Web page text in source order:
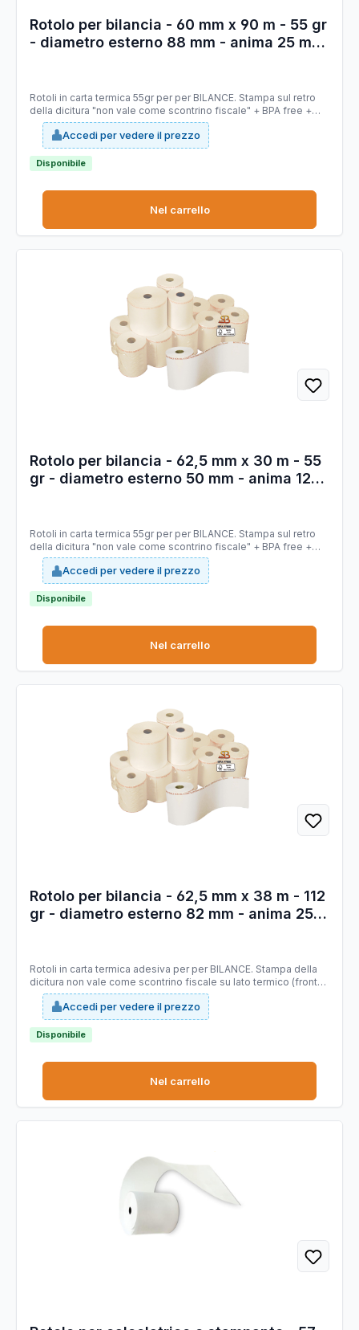
Rotolo per bilancia - 60 mm x 90 m - 55 gr
- diametro esterno 88 mm - anima 25 mm
Rotoli in carta termica 55gr per per BILANCE. Stampa sul retro
della dicitura "non vale come scontrino fiscale" + BPA free +
logo FSC. Tipo carta: termica Mitsubishi P5046 priva di
bisfenolo A (BPA FREE), stabilità immagine 10 anni, certificata
FSC. Larghezza 60 mm. Lunghezza 90 mt (+/-1%). Diametro
esterno rotolo 88 mm. Anima 25 mm. Grammatura 55g/m2
(+/-3%).
Accedi per vedere il prezzo
Disponibile
Nel carrello
Rotolo per bilancia - 62,5 mm x 30 m - 55
gr - diametro esterno 50 mm - anima 12
Rotoli in carta termica 55gr per per BILANCE. Stampa sul retro
della dicitura "non vale come scontrino fiscale" + BPA free +
logo FSC. Tipo carta: termica Mitsubishi P5046 priva di
bisfenolo A (BPA FREE), stabilità immagine 10 anni, certificata
FSC. Larghezza 62,5 mm. Lunghezza 30 mt (+/-1%). Diametro
esterno rotolo 50 mm. Anima 12 mm. Grammatura 55g/m2
(+/-3%).
Accedi per vedere il prezzo
Disponibile
Nel carrello
Rotolo per bilancia - 62,5 mm x 38 m - 112
gr - diametro esterno 82 mm - anima 25
Rotoli in carta termica adesiva per per BILANCE. Stampa della
dicitura non vale come scontrino fiscale su lato termico (fronte),
lato sinistro. Tipo carta: termica adesiva priva di bisfenolo A
(BPA FREE), certificata FSC. Larghezza 62,5 mm. Lunghezza 38
mt (+/-1%). Diametro esterno rotolo 82 mm. Anima 25 mm.
Grammatura 112g/m2 (+/-3%) - (frontale 64 g/m2 , supporto 48
g/m2).
Accedi per vedere il prezzo
Disponibile
Nel carrello